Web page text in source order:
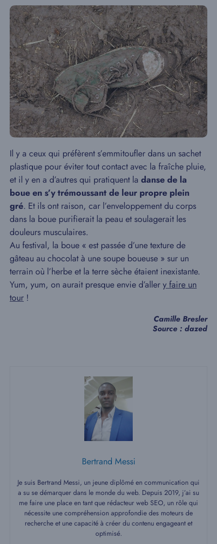
Il y a ceux qui préfèrent s’emmitoufler dans un sachet
plastique pour éviter tout contact avec la fraîche pluie,
et il y en a d’autres qui pratiquent la danse de la
boue en s’y trémoussant de leur propre plein
gré. Et ils ont raison, car l’enveloppement du corps
dans la boue purifierait la peau et soulagerait les
douleurs musculaires.
Au festival, la boue « est passée d’une texture de
gâteau au chocolat à une soupe boueuse » sur un
terrain où l’herbe et la terre sèche étaient inexistante.
Yum, yum, on aurait presque envie d’allery faire un
tour !
Camille Bresler
Source : dazed
Bertrand Messi
Je suis Bertrand Messi, un jeune diplômé en communication qui
a su se démarquer dans le monde du web. Depuis 2019, j’ai su
me faire une place en tant que rédacteur web SEO, un rôle qui
nécessite une compréhension approfondie des moteurs de
recherche et une capacité à créer du contenu engageant et
optimisé.